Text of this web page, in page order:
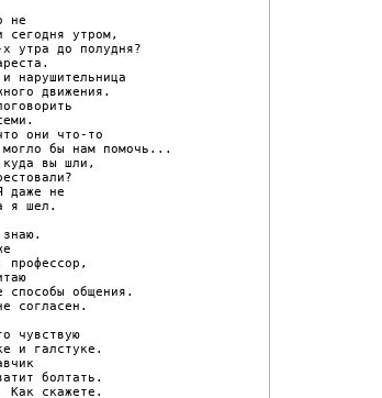
не
сегодня утром,
утра до полудня?
нарушительница
движения.
они что-то
бы нам помочь...
вы шли,
даже не
я шел.
профессор,
способы общения.
согласен.
чувствую
и галстуке.
болтать.
Как скажете.